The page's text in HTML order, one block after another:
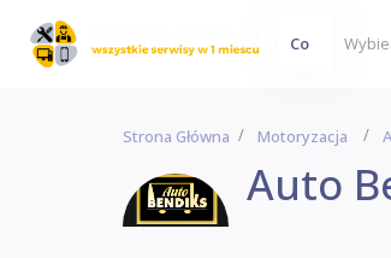
Co
Strona Główna Motoryzacja
Auto